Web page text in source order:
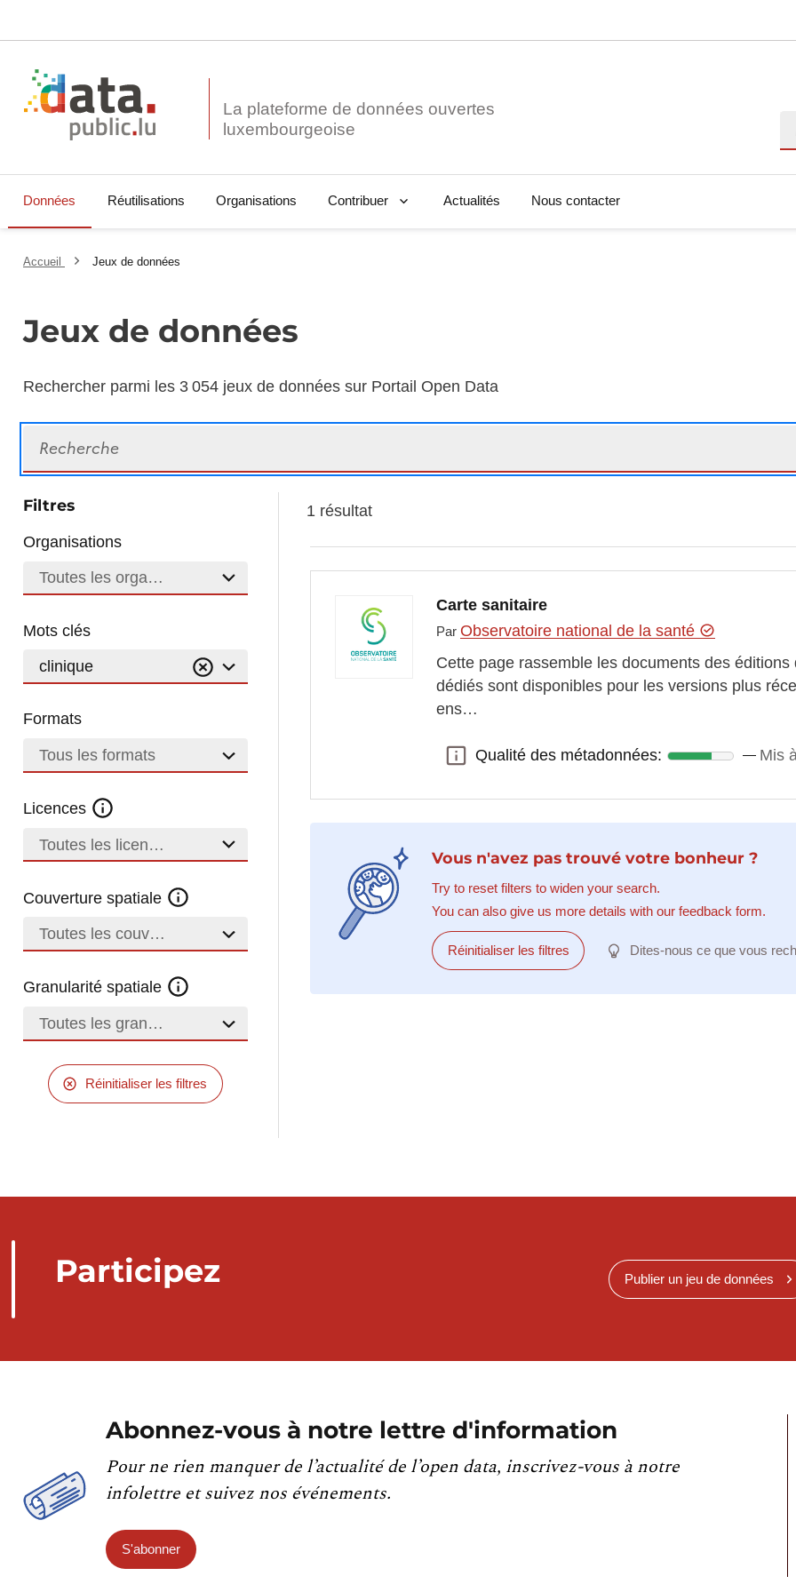
La plateforme de données ouvertes
Données Réutilisations Organisations Contribuer Actualités Nous contacter
Accueil Jeux de données
Jeux de données
Rechercher parmi les 3 054 jeux de données sur Portail Open Data
Filtres
Organisations
Toutes les organisations
Mots clés
clinique
Formats
Tous les formats
Licences
Toutes les licences
Couverture spatiale
Toutes les couvertures
Granularité spatiale
Toutes les granularités
Réinitialiser les filtres
1 résultat
Carte sanitaire
ParObservatoire national de la santé
Cette page rassemble les documents des
dédiés sont disponibles pour les versions plus
ens…
Qualité des métadonnées:
Qualité des métadonnées: Mis
Vous n'avez pas trouvé votre bonheur ?
Try to reset filters to widen your search.
You can also give us more details with our feedback form.
Réinitialiser les filtres Dites-nous ce que vous
Participez Publier un jeu de données
Abonnez-vous à notre lettre d'information
Pour ne rien manquer de l’actualité de l’open data, inscrivez-vous à notre
infolettre et suivez nos événements.
S'abonner